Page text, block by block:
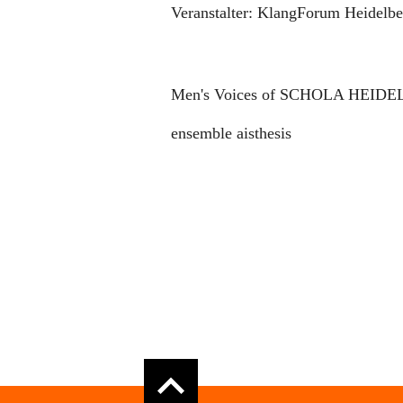
Veranstalter: KlangForum
Men's Voices of SCHOLA
ensemble aisthesis